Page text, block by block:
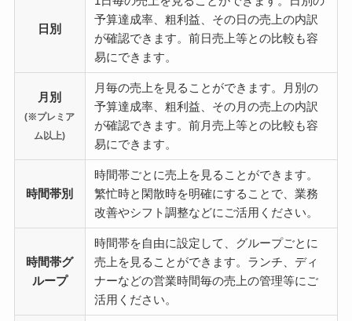
日別
予算達成率、粗利益、その日の売上の内訳
が確認できます。前日売上等との比較も容
易にできます。
月別
(※プレミア
ム以上)
月毎の売上を見ることができます。月別の
予算達成率、粗利益、その月の売上の内訳
が確認できます。前月売上等との比較も容
易にできます。
時間帯別
時間帯ごとに売上を見ることができます。
繁忙時と閑散時を明確にすることで、業務
改善やシフト調整などにご活用ください。
時間帯グ
ループ
時間帯を自由に設定して、グループごとに
売上を見ることができます。ランチ、ディ
ナーなどの営業時間毎の売上の管理等にご
活用ください。